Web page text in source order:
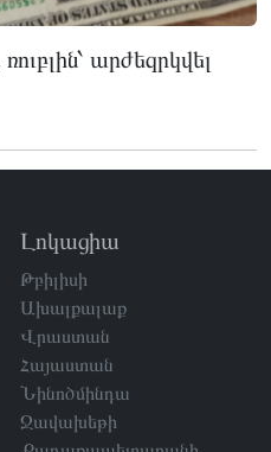
արժեզրկվել
Լոկացիա
Թբիլիսի
Ախալքալաք
Վրաստան
Հայաստան
Նինոծմինդա
Ջավախեթի